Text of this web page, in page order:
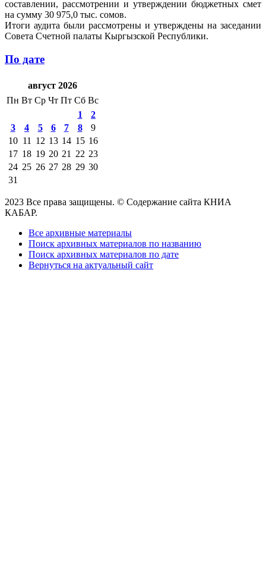
составлении, рассмотрении и утверждении бюджетных смет
на сумму 30 975,0 тыс. сомов.
Итоги аудита были рассмотрены и утверждены на заседании
Совета Счетной палаты Кыргызской Республики.
По дате
август 2026
Пн Вт Ср Чт Пт Сб Вс
1
2
3
4 5 6 7 8
9
10 11 12 13 14 15 16
17 18 19 20 21 22 23
24 25 26 27 28 29 30
31
2023 Все права защищены. © Содержание сайта КНИА
КАБАР.
Все архивные материалы
Поиск архивных материалов по названию
Поиск архивных материалов по дате
Вернуться на актуальный сайт